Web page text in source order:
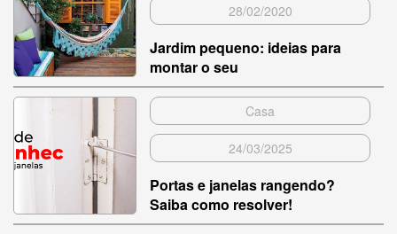
28/02/2020
Jardim pequeno: ideias para
montar o seu
Casa
24/03/2025
Portas e janelas rangendo?
Saiba como resolver!